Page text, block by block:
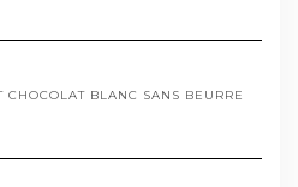
BLANC SANS BEURRE